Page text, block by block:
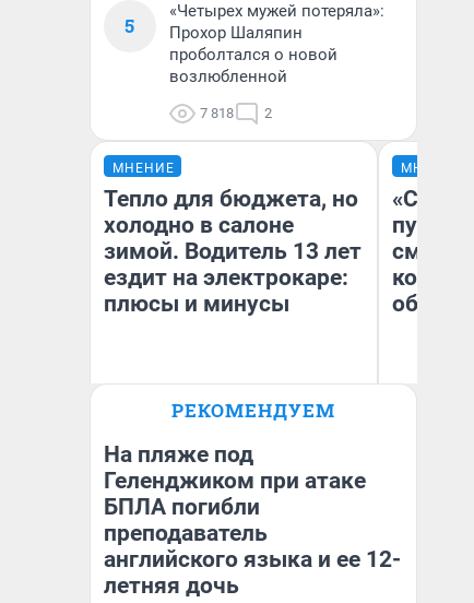
5
«Четырех мужей потеряла»:
Прохор Шаляпин
проболтался о новой
возлюбленной
7 818 2
МНЕНИЕ
Тепло для бюджета, но
холодно в салоне
зимой. Водитель 13 лет
ездит на электрокаре:
плюсы и минусы
Денис Дедюхин
МНЕНИЕ
РЕКОМЕНДУЕМ
На пляже под
Геленджиком при атаке
БПЛА погибли
преподаватель
английского языка и ее 12-
летняя дочь